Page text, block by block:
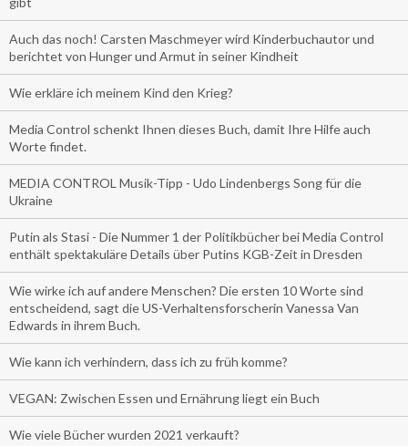
Auch das noch! Carsten Maschmeyer wird Kinderbuchautor und
berichtet von Hunger und Armut in seiner Kindheit
Wie erkläre ich meinem Kind den Krieg?
Media Control schenkt Ihnen dieses Buch, damit Ihre Hilfe auch
Worte findet.
MEDIA CONTROL Musik-Tipp - Udo Lindenbergs Song für die
Ukraine
Putin als Stasi - Die Nummer 1 der Politikbücher bei Media Control
enthält spektakuläre Details über Putins KGB-Zeit in Dresden
Wie wirke ich auf andere Menschen? Die ersten 10 Worte sind
entscheidend, sagt die US-Verhaltensforscherin Vanessa Van
Edwards in ihrem Buch.
Wie kann ich verhindern, dass ich zu früh komme?
VEGAN: Zwischen Essen und Ernährung liegt ein Buch
Wie viele Bücher wurden 2021 verkauft?